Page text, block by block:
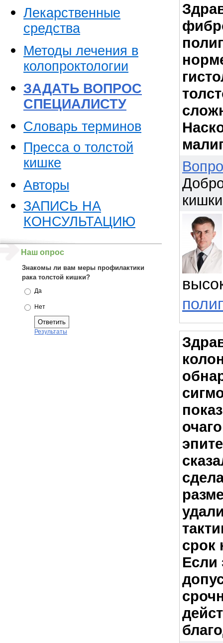
Лекарственные
средства
Методы лечения в
колопроктологии
ЗАДАТЬ ВОПРОС
СПЕЦИАЛИСТУ
Словарь терминов
Пресса о толстой
кишке
Авторы
ЗАПИСЬ НА
КОНСУЛЬТАЦИЮ
Наш опрос
Знакомы ли вам меры профилактики
рака толстой кишки?
Да
Нет
Результаты
срок
Если